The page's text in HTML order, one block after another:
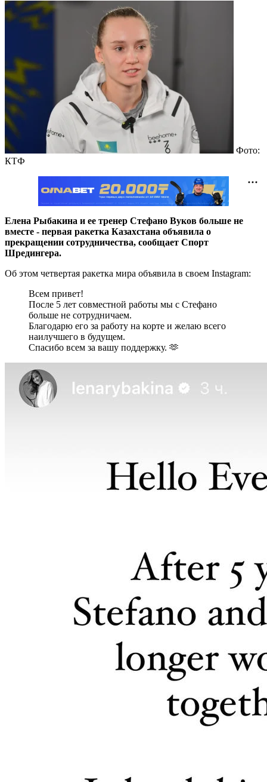
Фото:
КТФ
Елена Рыбакина и ее тренер Стефано Вуков больше не
вместе - первая ракетка Казахстана объявила о
прекращении сотрудничества, сообщает Спорт
Шредингера.
Об этом четвертая ракетка мира объявила в своем Instagram:
Всем привет!
После 5 лет совместной работы мы с Стефано
больше не сотрудничаем.
Благодарю его за работу на корте и желаю всего
наилучшего в будущем.
Спасибо всем за вашу поддержку. 🫶